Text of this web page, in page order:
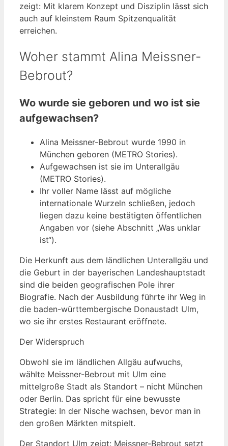
zeigt: Mit klarem Konzept und Disziplin lässt sich
auch auf kleinstem Raum Spitzenqualität
erreichen.
Woher stammt Alina Meissner-
Bebrout?
Wo wurde sie geboren und wo ist sie
aufgewachsen?
Alina Meissner-Bebrout wurde 1990 in
München geboren (METRO Stories).
Aufgewachsen ist sie im Unterallgäu
(METRO Stories).
Ihr voller Name lässt auf mögliche
internationale Wurzeln schließen, jedoch
liegen dazu keine bestätigten öffentlichen
Angaben vor (siehe Abschnitt „Was unklar
ist“).
Die Herkunft aus dem ländlichen Unterallgäu und
die Geburt in der bayerischen Landeshauptstadt
sind die beiden geografischen Pole ihrer
Biografie. Nach der Ausbildung führte ihr Weg in
die baden-württembergische Donaustadt Ulm,
wo sie ihr erstes Restaurant eröffnete.
Der Widerspruch
Obwohl sie im ländlichen Allgäu aufwuchs,
wählte Meissner-Bebrout mit Ulm eine
mittelgroße Stadt als Standort – nicht München
oder Berlin. Das spricht für eine bewusste
Strategie: In der Nische wachsen, bevor man in
den großen Märkten mitspielt.
Der Standort Ulm zeigt: Meissner-Bebrout setzt